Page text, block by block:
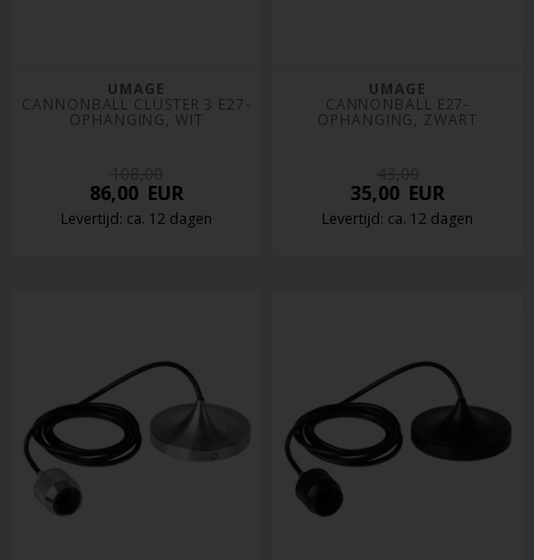
UMAGE
CANNONBALL CLUSTER 3 E27-
OPHANGING, WIT
86,00 EUR
Levertijd: ca. 12 dagen
UMAGE
CANNONBALL E27-
OPHANGING, ZWART
35,00 EUR
Levertijd: ca. 12 dagen